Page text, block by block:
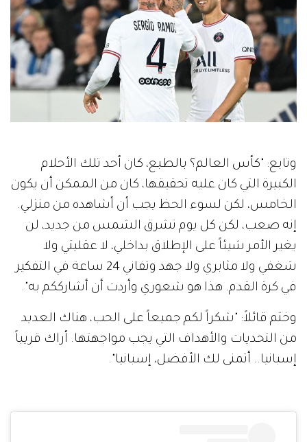
وتابع: "كأس العالم؟ بالطبع، كان أحد تلك الأحلام
الكبيرة التي كان عليه تحقيقها، كان من الممكن أن يكون
الخامس، لكن لسوء الحظ يجب أن أشاهده من منزلي.
إنه صعب، لكن كل يوم تشرق الشمس من جديد، لن
يغير الأمر شيئاً على الإطلاق بداخلي، لا عقليتي ولا
شغفي ولا مثابري ولا جهد وتفاني 24 ساعة في التفكير
في كرة القدم. هذا هو شعوري وأردت أن أشارككم به".
وختم قائلاً: "شكراً لكم جميعاً على الحب، هناك العديد
من التحديات والأهداف التي يجب مواجهتها. أراك قريباً
إسبانيا.. أتمنى لك الأفضل، إسبانيا".